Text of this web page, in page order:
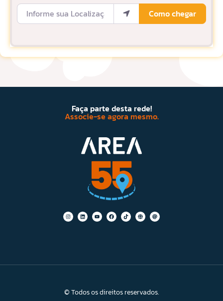
Informe sua Localização
Como chegar
Faça parte desta rede!
Associe-se agora mesmo.
© Todos os direitos reservados.